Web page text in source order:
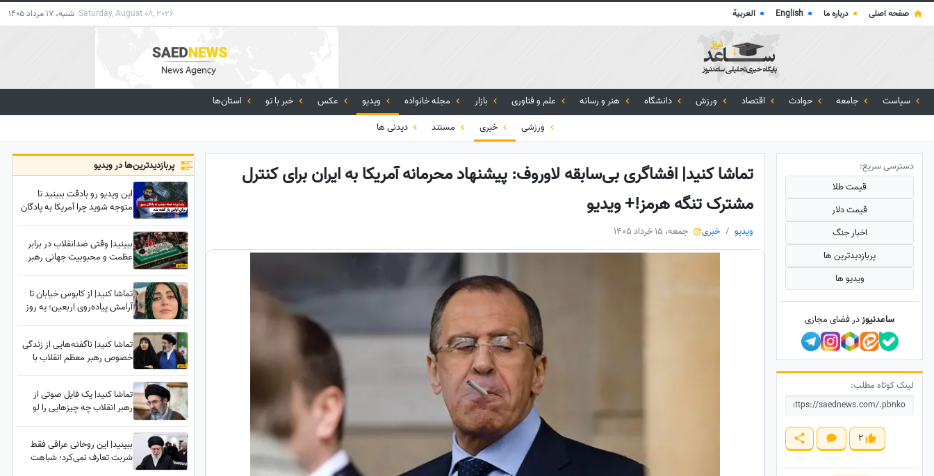
صفحه اصلی ● درباره ما ●
English
● العربية Saturday, August 08, 2026 شنبه، 17 مرداد 1405
سیاست جامعه حوادث اقتصاد ورزش دانشگاه هنر و رسانه علم و فناوری بازار مجله خانواده ویدیو عکس خبر با تو
استان‌ها
ورزشی
خبری مستند دیدنی ها
تماشا کنید| افشاگری بی‌سابقه لاوروف: پیشنهاد محرمانه آمریکا به ایران برای کنترل
مشترک تنگه هرمز!+ ویدیو
ویدیو خبری جمعه، 15 خرداد 1405
پربازدید‌ترین‌ها در ویدیو
این ویدیو رو بادقت ببینید تا
متوجه شوید چرا آمریکا به پادگان
ببینید| وقتی ضدانقلاب در برابر
عظمت و محبوبیت جهانی رهبر
تماشا کنید| از کابوس خیابان تا
آرامش پیاده‌روی اربعین؛ یه روز
تماشا کنید| ناگفته‌هایی از زندگی
خصوص رهبر معظم انقلاب با
رسیدگی به امور سه فرزندشان
هنگامی که...
تماشا کنید| یک فایل صوتی از
رهبر انقلاب چه چیزهایی را لو
ببینید| این روحانی عراقی فقط
شربت تعارف نمی‌کرد؛ شباهت
دسترسی سریع:
قیمت طلا
قیمت دلار
اخبار جنگ
پربازدید‌ترین ها
ویدیو ها
ساعدنیوزدر فضای مجازی
لینک کوتاه مطلب:
2